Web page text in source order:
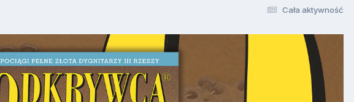
Cała aktywność